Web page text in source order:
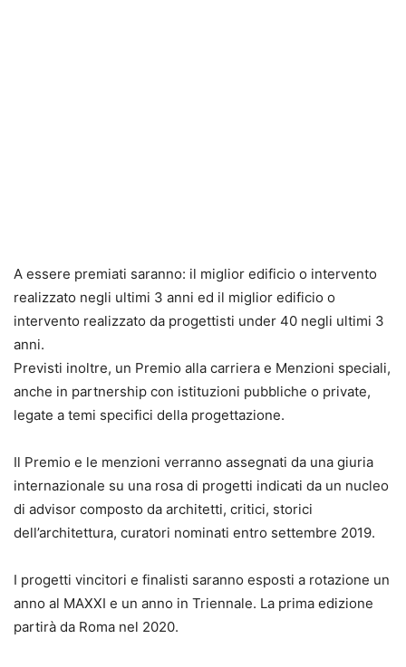
A essere premiati saranno: il miglior edificio o intervento
realizzato negli ultimi 3 anni ed il miglior edificio o
intervento realizzato da progettisti under 40 negli ultimi 3
anni.
Previsti inoltre, un Premio alla carriera e Menzioni speciali,
anche in partnership con istituzioni pubbliche o private,
legate a temi specifici della progettazione.
Il Premio e le menzioni verranno assegnati da una giuria
internazionale su una rosa di progetti indicati da un nucleo
di advisor composto da architetti, critici, storici
dell’architettura, curatori nominati entro settembre 2019.
I progetti vincitori e finalisti saranno esposti a rotazione un
anno al MAXXI e un anno in Triennale. La prima edizione
partirà da Roma nel 2020.